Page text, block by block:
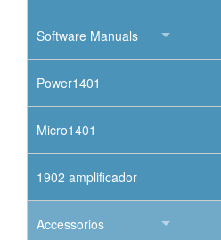
Software Manuals
Power1401
Micro1401
1902 amplificador
Accessorios